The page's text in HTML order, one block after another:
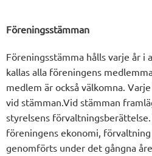
Föreningsstämman
Föreningsstämma hålls varje år i
kallas alla föreningens
medlem är också välkomna.
vid stämman.Vid stämman
styrelsens
föreningens ekonomi,
genomförts under det gångna